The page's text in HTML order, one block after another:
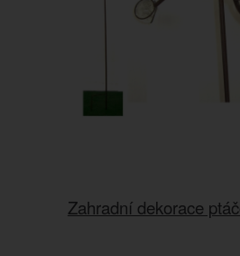
Zahradní dekorace